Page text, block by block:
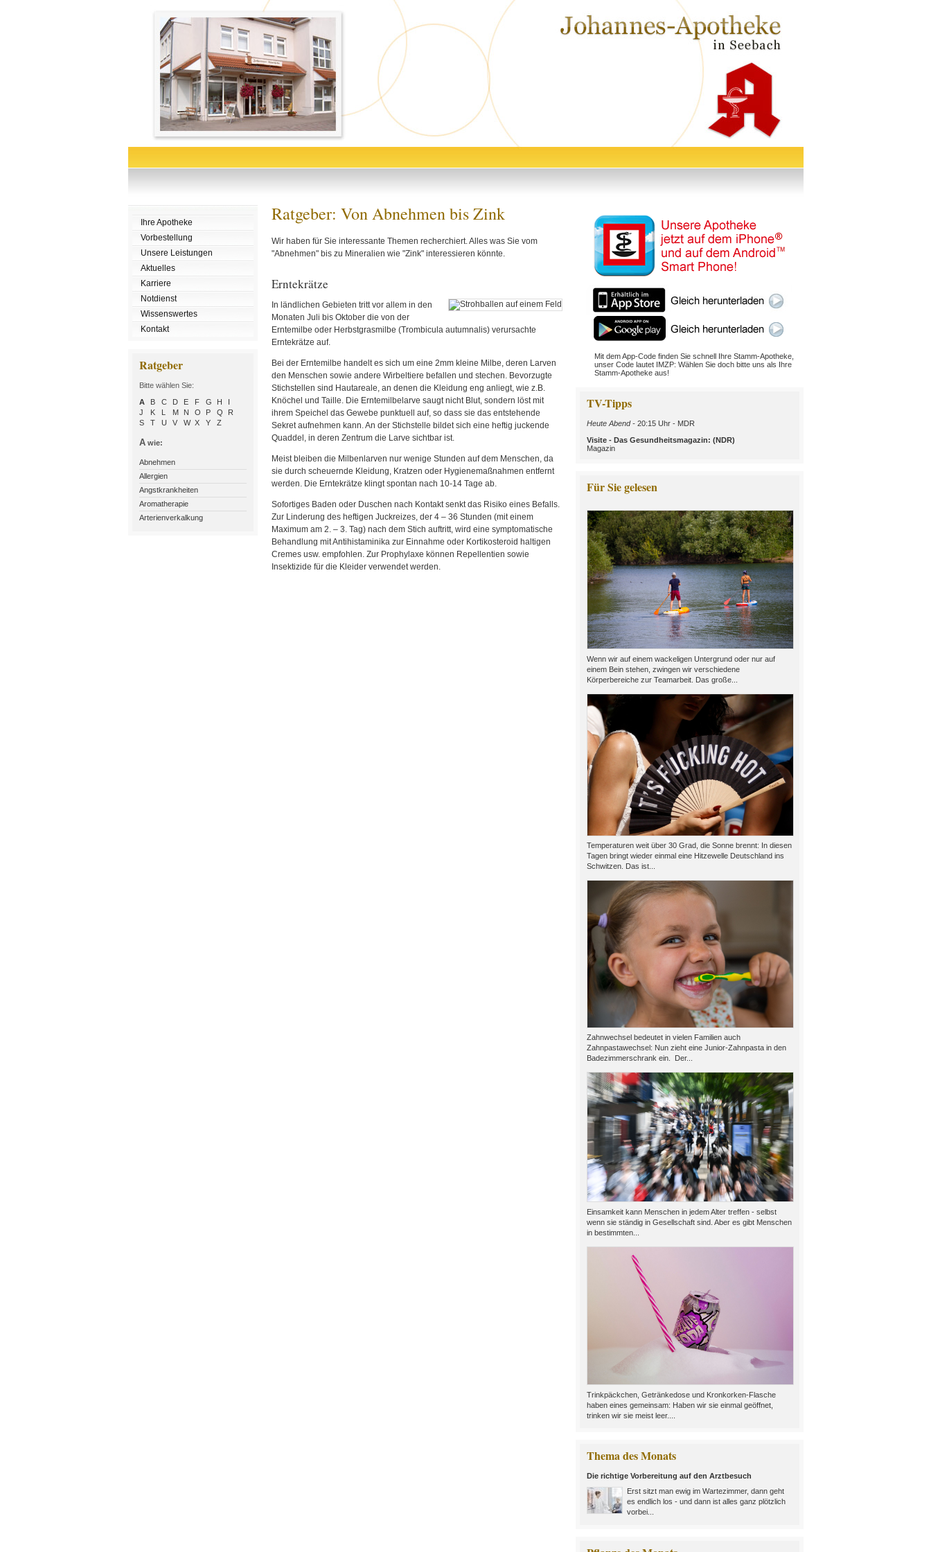
Ihre Apotheke
Vorbestellung
Unsere Leistungen
Aktuelles
Karriere
Notdienst
Wissenswertes
Kontakt
Ratgeber
Bitte wählen Sie:
A
B C D E F G H
I
J
K L M N O P Q
R
S
T U V W X Y Z
Awie:
Abnehmen
Allergien
Angstkrankheiten
Aromatherapie
Arterienverkalkung
Ratgeber: Von Abnehmen bis Zink
Wir haben für Sie interessante Themen recherchiert. Alles was Sie vom
"Abnehmen" bis zu Mineralien wie "Zink" interessieren könnte.
Erntekrätze
In ländlichen Gebieten tritt vor allem in den
Monaten Juli bis Oktober die von der
Erntemilbe oder Herbstgrasmilbe (Trombicula autumnalis) verursachte
Erntekrätze auf.
Bei der Erntemilbe handelt es sich um eine 2mm kleine Milbe, deren Larven
den Menschen sowie andere Wirbeltiere befallen und stechen. Bevorzugte
Stichstellen sind Hautareale, an denen die Kleidung eng anliegt, wie z.B.
Knöchel und Taille. Die Erntemilbelarve saugt nicht Blut, sondern löst mit
ihrem Speichel das Gewebe punktuell auf, so dass sie das entstehende
Sekret aufnehmen kann. An der Stichstelle bildet sich eine heftig juckende
Quaddel, in deren Zentrum die Larve sichtbar ist.
Meist bleiben die Milbenlarven nur wenige Stunden auf dem Menschen, da
sie durch scheuernde Kleidung, Kratzen oder Hygienemaßnahmen entfernt
werden. Die Erntekrätze klingt spontan nach 10-14 Tage ab.
Sofortiges Baden oder Duschen nach Kontakt senkt das Risiko eines Befalls.
Zur Linderung des heftigen Juckreizes, der 4 – 36 Stunden (mit einem
Maximum am 2. – 3. Tag) nach dem Stich auftritt, wird eine symptomatische
Behandlung mit Antihistaminika zur Einnahme oder Kortikosteroid haltigen
Cremes usw. empfohlen. Zur Prophylaxe können Repellentien sowie
Insektizide für die Kleider verwendet werden.
Mit dem App-Code finden Sie schnell Ihre Stamm-Apotheke,
unser Code lautet IMZP: Wählen Sie doch bitte uns als Ihre
Stamm-Apotheke aus!
TV-Tipps
Heute Abend -20:15 Uhr - MDR
Visite - Das Gesundheitsmagazin: (NDR)
Magazin
Für Sie gelesen
Wenn wir auf einem wackeligen Untergrund oder nur auf
einem Bein stehen, zwingen wir verschiedene
Körperbereiche zur Teamarbeit. Das große...
Temperaturen weit über 30 Grad, die Sonne brennt: In diesen
Tagen bringt wieder einmal eine Hitzewelle Deutschland ins
Schwitzen. Das ist...
Zahnwechsel bedeutet in vielen Familien auch
Zahnpastawechsel: Nun zieht eine Junior-Zahnpasta in den
Badezimmerschrank ein. Der...
Einsamkeit kann Menschen in jedem Alter treffen - selbst
wenn sie ständig in Gesellschaft sind. Aber es gibt Menschen
in bestimmten...
Trinkpäckchen, Getränkedose und Kronkorken-Flasche
haben eines gemeinsam: Haben wir sie einmal geöffnet,
trinken wir sie meist leer....
Thema des Monats
Die richtige Vorbereitung auf den Arztbesuch
Erst sitzt man ewig im Wartezimmer, dann geht
es endlich los - und dann ist alles ganz plötzlich
vorbei...